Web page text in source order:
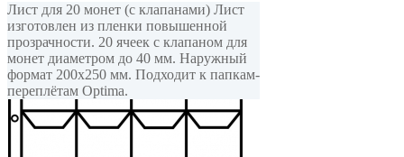
Лист для 20 монет (с клапанами) Лист
изготовлен из пленки повышенной
прозрачности. 20 ячеек с клапаном для
монет диаметром до 40 мм. Наружный
формат 200x250 мм. Подходит к папкам-
переплётам Optima.